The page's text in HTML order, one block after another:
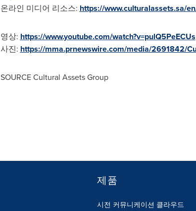
온라인 미디어 리소스: https://www.culturalassets.sa/
영상: https://www.youtube.com/watch?v=pulQ5PeECUs
사진: https://mma.prnewswire.com/media/2691842/
SOURCE Cultural Assets Group
제품
시전 커뮤니케이션 클라우드